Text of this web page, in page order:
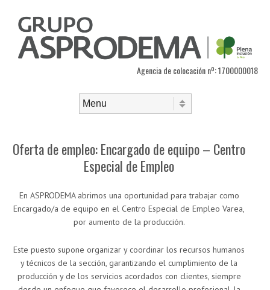
Agencia de colocación nº: 1700000018
Oferta de empleo: Encargado de equipo – Centro
Especial de Empleo
En ASPRODEMA abrimos una oportunidad para trabajar como
Encargado/a de equipo en el Centro Especial de Empleo Varea,
por aumento de la producción.
Este puesto supone organizar y coordinar los recursos humanos
y técnicos de la sección, garantizando el cumplimiento de la
producción y de los servicios acordados con clientes, siempre